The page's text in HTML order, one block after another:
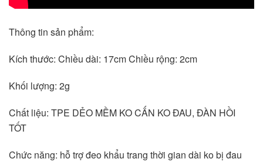
Thông tin sản phẩm:
Kích thước: Chiều dài: 17cm Chiều rộng: 2cm
Khối lượng: 2g
Chất liệu: TPE DẺO MỀM KO CẤN KO ĐAU, ĐÀN HỒI
TỐT
Chức năng: hỗ trợ đeo khẩu trang thời gian dài ko bị đau